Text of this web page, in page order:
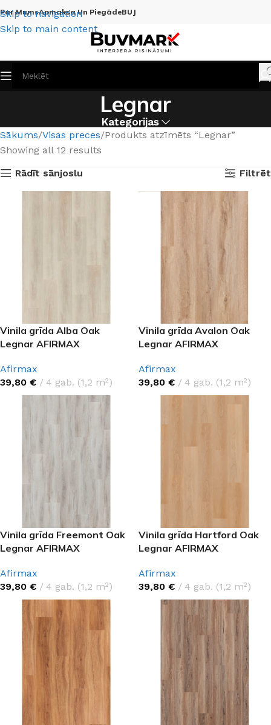
Skip to navigation
Skip to main content
Par MumsApmaksa Un PiegādeBUJ
Legnar
Kategorijas
Sākums Visas preces Produkts atzīmēts “Legnar”
Showing all 12 results
Rādīt sānjoslu
Filtrēt
Vinila grīda Alba Oak
Legnar AFIRMAX
Afirmax
39,80 € 4 gab. (1,2 m²)
Vinila grīda Avalon Oak
Legnar AFIRMAX
Afirmax
39,80 € 4 gab. (1,2 m²)
Vinila grīda Freemont Oak
Legnar AFIRMAX
Afirmax
39,80 € 4 gab. (1,2 m²)
Vinila grīda Hartford Oak
Legnar AFIRMAX
Afirmax
39,80 € 4 gab. (1,2 m²)